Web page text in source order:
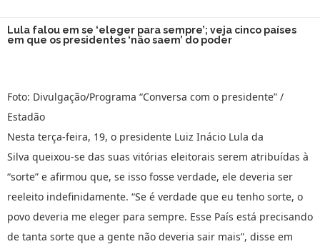
Lula falou em se ‘eleger para sempre’; veja cinco países
em que os presidentes ‘não saem’ do poder
Foto: Divulgação/Programa “Conversa com o presidente” /
Estadão
Nesta terça-feira, 19, o presidente Luiz Inácio Lula da
Silva queixou-se das suas vitórias eleitorais serem atribuídas à
“sorte” e afirmou que, se isso fosse verdade, ele deveria ser
reeleito indefinidamente. “Se é verdade que eu tenho sorte, o
povo deveria me eleger para sempre. Esse País está precisando
de tanta sorte que a gente não deveria sair mais”, disse em